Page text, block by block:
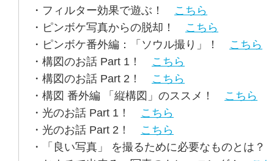
・フィルター効果で遊ぶ！ こちら
・ピンボケ写真からの脱却！ こちら
・ピンボケ番外編：「ソウル撮り」！ こちら
・構図のお話 Part 1！ こちら
・構図のお話 Part 2！ こちら
・構図 番外編 「縦構図」のススメ！ こちら
・光のお話 Part 1！ こちら
・光のお話 Part 2！ こちら
・「良い写真」 を撮るために必要なものとは